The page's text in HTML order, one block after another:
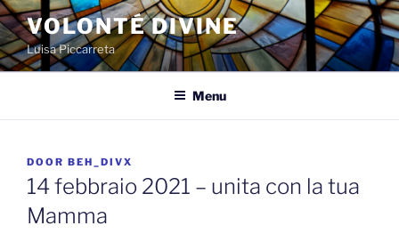
Spring
naar
de
inhoud
VOLONTÉ DIVINE
Luisa Piccarreta
Menu
GEPLAATST
OP
DOOR BEH_DIVX
14 febbraio 2021 – unita con la tua
Mamma